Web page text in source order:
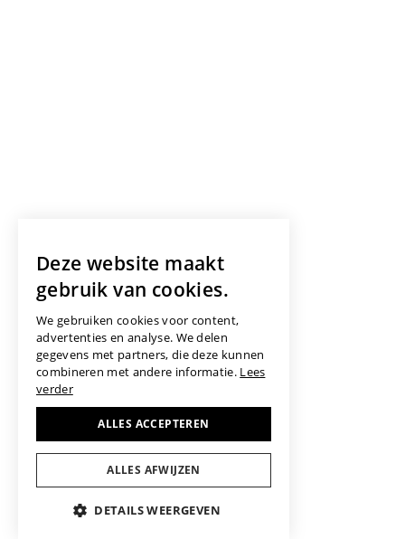
Deze website maakt
gebruik van cookies.
We gebruiken cookies voor content,
advertenties en analyse. We delen
gegevens met partners, die deze kunnen
combineren met andere informatie. Lees
verder
ALLES ACCEPTEREN
ALLES AFWIJZEN
DETAILS WEERGEVEN